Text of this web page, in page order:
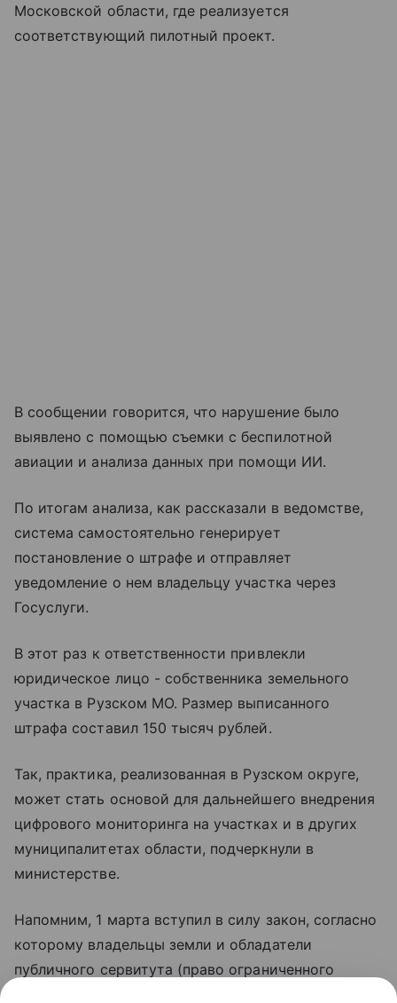
Московской области, где реализуется
соответствующий пилотный проект.
В сообщении говорится, что нарушение было
выявлено с помощью съемки с беспилотной
авиации и анализа данных при помощи ИИ.
По итогам анализа, как рассказали в ведомстве,
система самостоятельно генерирует
постановление о штрафе и отправляет
уведомление о нем владельцу участка через
Госуслуги.
В этот раз к ответственности привлекли
юридическое лицо - собственника земельного
участка в Рузском МО. Размер выписанного
штрафа составил 150 тысяч рублей.
Так, практика, реализованная в Рузском округе,
может стать основой для дальнейшего внедрения
цифрового мониторинга на участках и в других
муниципалитетах области, подчеркнули в
министерстве.
Напомним, 1 марта вступил в силу закон, согласно
которому владельцы земли и обладатели
публичного сервитута (право ограниченного